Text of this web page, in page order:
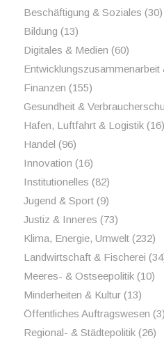
Beschäftigung & Soziales (30)
Bildung (13)
Digitales & Medien (60)
Entwicklungszusammenarbeit
Finanzen (155)
Gesundheit &
Hafen, Luftfahrt & Logistik(16)
Handel (96)
Innovation (16)
Institutionelles (82)
Jugend & Sport(9)
Justiz & Inneres (73)
Klima, Energie, Umwelt(232)
Landwirtschaft & Fischerei
Meeres- & Ostseepolitik(10)
Minderheiten & Kultur(13)
Öffentliches Auftragswesen (3)
Regional- & Städtepolitik(26)